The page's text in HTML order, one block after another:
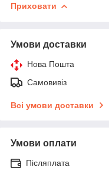
Приховати
Умови доставки
Нова Пошта
Самовивіз
Всі умови доставки
Умови оплати
Післяплата